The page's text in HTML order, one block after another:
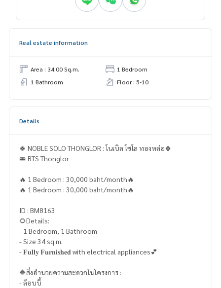
Real estate information
Area : 34.00 Sq.m.
1 Bedroom
1 Bathroom
Floor : 5-10
Details
🍀 NOBLE SOLO THONGLOR : โนเบิล โซโล ทองหล่อ🍀
🚝 BTS Thonglor
🔥 1 Bedroom : 30,000 baht/month🔥
🔥 1 Bedroom : 30,000 baht/month🔥
ID : BM8163
🌻Details:
- 1 Bedroom, 1 Bathroom
- Size 34 sq m.
- 𝐅𝐮𝐥𝐥𝐲 𝐅𝐮𝐫𝐧𝐢𝐬𝐡𝐞𝐝 with electrical appliances💕
🔶สิ่งอำนวยความสะดวกในโครงการ :
- ล็อบบี้